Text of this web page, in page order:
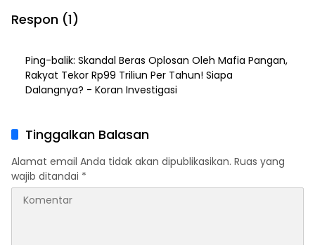
Respon (1)
Ping-balik: Skandal Beras Oplosan Oleh Mafia Pangan,
Rakyat Tekor Rp99 Triliun Per Tahun! Siapa
Dalangnya? - Koran Investigasi
Tinggalkan Balasan
Alamat email Anda tidak akan dipublikasikan. Ruas yang
wajib ditandai *